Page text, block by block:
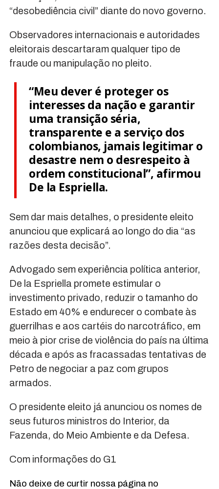
“desobediência civil” diante do novo governo.
Observadores internacionais e autoridades
eleitorais descartaram qualquer tipo de
fraude ou manipulação no pleito.
“Meu dever é proteger os
interesses da nação e garantir
uma transição séria,
transparente e a serviço dos
colombianos, jamais legitimar o
desastre nem o desrespeito à
ordem constitucional”, afirmou
De la Espriella.
Sem dar mais detalhes, o presidente eleito
anunciou que explicará ao longo do dia “as
razões desta decisão”.
Advogado sem experiência política anterior,
De la Espriella promete estimular o
investimento privado, reduzir o tamanho do
Estado em 40% e endurecer o combate às
guerrilhas e aos cartéis do narcotráfico, em
meio à pior crise de violência do país na última
década e após as fracassadas tentativas de
Petro de negociar a paz com grupos
armados.
O presidente eleito já anunciou os nomes de
seus futuros ministros do Interior, da
Fazenda, do Meio Ambiente e da Defesa.
Com informações do G1
Não deixe de curtir nossa página no